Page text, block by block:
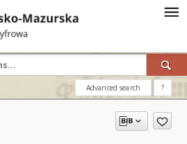
Advanced search ?